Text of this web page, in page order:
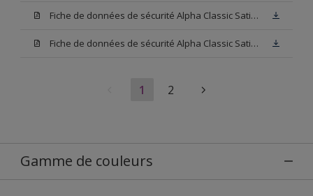
Fiche de données de sécurité Alpha Classic Satin Base W05
Fiche de données de sécurité Alpha Classic Satin Base N00
1 2
Gamme de couleurs